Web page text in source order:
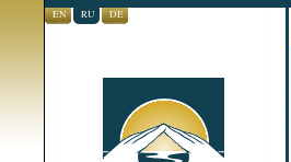
EN RU DE